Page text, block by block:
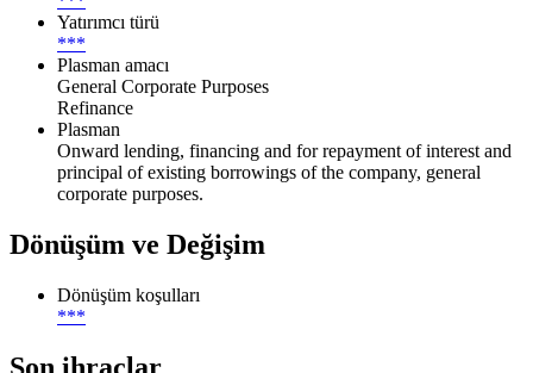
Yatırımcı türü
***
Plasman amacı
General Corporate Purposes
Refinance
Plasman
Onward lending, financing and for repayment of interest and
principal of existing borrowings of the company, general
corporate purposes.
Dönüşüm ve Değişim
Dönüşüm koşulları
***